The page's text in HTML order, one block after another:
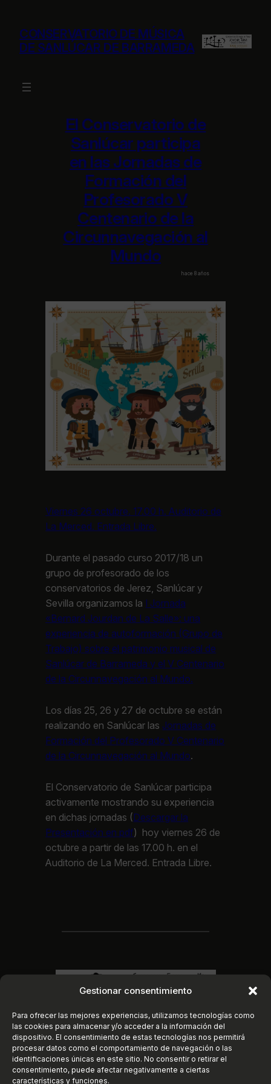
Gestionar consentimiento
Para ofrecer las mejores experiencias, utilizamos tecnologías como
las cookies para almacenar y/o acceder a la información del
dispositivo. El consentimiento de estas tecnologías nos permitirá
procesar datos como el comportamiento de navegación o las
identificaciones únicas en este sitio. No consentir o retirar el
consentimiento, puede afectar negativamente a ciertas
características y funciones.
contenido
CONSERVATORIO DE MÚSICA
DE SANLÚCAR DE BARRAMEDA
El Conservatorio de
Sanlúcar participa
en las Jornadas de
Formación del
Profesorado V
Centenario de la
Circunnavegación al
Mundo
hace 8 años
Viernes 26 octubre. 17.00 h. Auditorio de
La Merced. Entrada Libre.
Durante el pasado curso 2017/18 un
grupo de profesorado de los
conservatorios de Jerez, Sanlúcar y
Sevilla organizamos la I Jornada
«Bernard Jourdan de La Salle»: una
experiencia de autoformación (Grupo de
Trabajo) sobre el patrimonio musical de
Sanlúcar de Barrameda y el V Centenario
de la Circunnavegación al Mundo.
Los días 25, 26 y 27 de octubre se están
realizando en Sanlúcar las Jornadas de
Formación del Profesorado V Centenario
de la Circunnavegación al Mundo.
El Conservatorio de Sanlúcar participa
activamente mostrando su experiencia
en dichas jornadas (Descargar la
Presentación en pdf) hoy viernes 26 de
octubre a partir de las 17.00 h. en el
Auditorio de La Merced. Entrada Libre.